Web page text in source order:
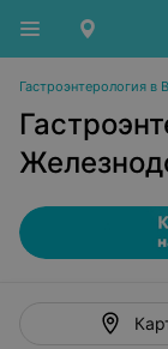
Гастроэнтерология в